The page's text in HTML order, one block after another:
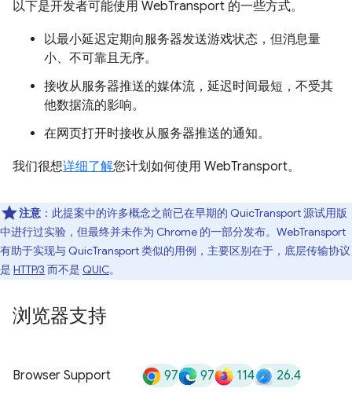
以下是开发者可能使用 WebTransport 的一些方式。
以最小延迟定期向服务器发送游戏状态，但消息量
小、不可靠且无序。
接收从服务器推送的媒体流，延迟时间最短，不受其
他数据流的影响。
在网页打开时接收从服务器推送的通知。
我们很想详细了解您计划如何使用 WebTransport。
注意 ：此提案中的许多概念之前已在早期的 QuicTransport 源试用版
中进行过实验，但最终并未作为 Chrome 的一部分发布。WebTransport
有助于实现与 QuicTransport 类似的用例，主要区别在于，底层传输协议
是 HTTP/3 而不是 QUIC。
浏览器支持
Browser Support 97 97 114 26.4